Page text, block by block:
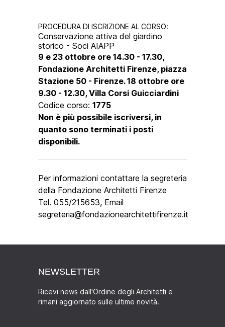
PROCEDURA DI ISCRIZIONE AL CORSO:
Conservazione attiva del giardino
storico - Soci AIAPP
9 e 23 ottobre ore 14.30 - 17.30,
Fondazione Architetti Firenze, piazza
Stazione 50 - Firenze. 18 ottobre ore
9.30 - 12.30, Villa Corsi Guicciardini
Codice corso: 1775
Non è più possibile iscriversi, in
quanto sono terminati i posti
disponibili.
Per informazioni contattare la segreteria
della Fondazione Architetti Firenze
Tel. 055/215653, Email
segreteria@fondazionearchitettifirenze.it
NEWSLETTER
Ricevi news dall'Ordine degli Architetti e
rimani aggiornato sulle ultime novità.